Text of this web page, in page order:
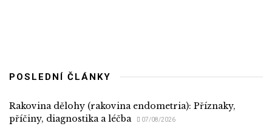
POSLEDNÍ ČLÁNKY
Rakovina dělohy (rakovina endometria): Příznaky,
příčiny, diagnostika a léčba
07/08/2026